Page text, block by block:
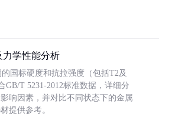
力学性能分析
国标硬度和抗拉强度（包括T2及
GB/T 5231-2012标准数据，详细分
响因素，并对比不同状态下的金属
提供参考。